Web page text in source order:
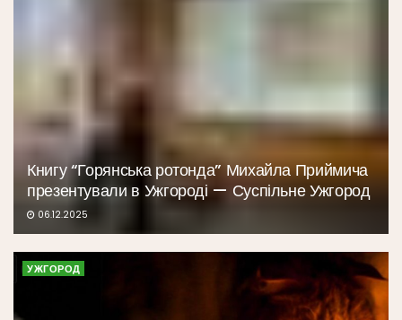
Книгу “Горянська ротонда” Михайла Приймича
презентували в Ужгороді — Суспільне Ужгород
06.12.2025
УЖГОРОД